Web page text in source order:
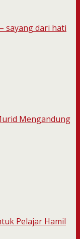
sayang dari hati
Mengandung
Pelajar Hamil